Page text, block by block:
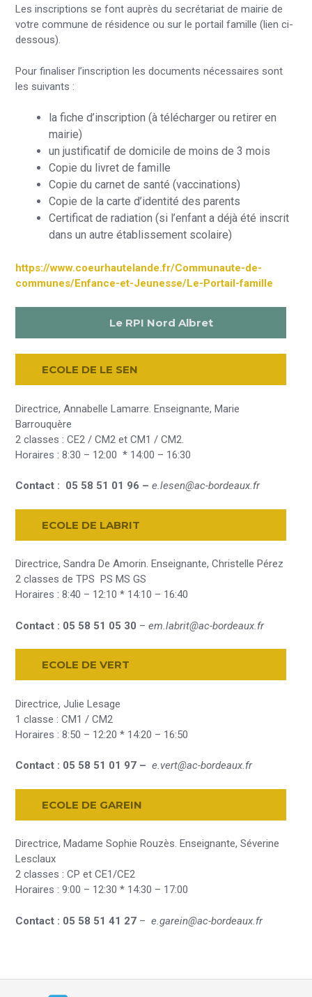
Les inscriptions se font auprès du secrétariat de mairie de
votre commune de résidence ou sur le portail famille (lien ci-
dessous).
Pour finaliser l’inscription les documents nécessaires sont
les suivants :
la fiche d’inscription (à télécharger ou retirer en
mairie)
un justificatif de domicile de moins de 3 mois
Copie du livret de famille
Copie du carnet de santé (vaccinations)
Copie de la carte d’identité des parents
Certificat de radiation (si l’enfant a déjà été inscrit
dans un autre établissement scolaire)
https://www.coeurhautelande.fr/Communaute-de-
communes/Enfance-et-Jeunesse/Le-Portail-famille
Le RPI Nord Albret
ECOLE DE LE SEN
Directrice, Annabelle Lamarre. Enseignante, Marie
Barrouquère
2 classes : CE2 / CM2 et CM1 / CM2.
Horaires : 8:30 – 12:00 * 14:00 – 16:30
Contact : 05 58 51 01 96 – e.lesen@ac-bordeaux.fr
ECOLE DE LABRIT
Directrice, Sandra De Amorin. Enseignante, Christelle Pérez
2 classes de TPS PS MS GS
Horaires : 8:40 – 12:10 * 14:10 – 16:40
Contact : 05 58 51 05 30 – em.labrit@ac-bordeaux.fr
ECOLE DE VERT
Directrice, Julie Lesage
1 classe : CM1 / CM2
Horaires : 8:50 – 12:20 * 14:20 – 16:50
Contact : 05 58 51 01 97 – e.vert@ac-bordeaux.fr
ECOLE DE GAREIN
Directrice, Madame Sophie Rouzès. Enseignante, Séverine
Lesclaux
2 classes : CP et CE1/CE2
Horaires : 9:00 – 12:30 * 14:30 – 17:00
Contact : 05 58 51 41 27 – e.garein@ac-bordeaux.fr